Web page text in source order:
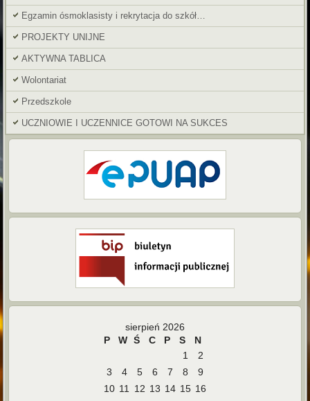
Egzamin ósmoklasisty i rekrytacja do szkół…
PROJEKTY UNIJNE
AKTYWNA TABLICA
Wolontariat
Przedszkole
UCZNIOWIE I UCZENNICE GOTOWI NA SUKCES
sierpień 2026
P
W Ś C P S
N
1
2
3
4 5 6 7 8
9
10 11 12 13 14 15 16